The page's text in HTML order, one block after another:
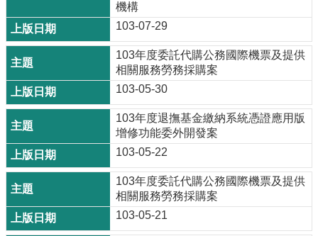
機構
103-07-29
103年度委託代購公務國際機票及提供
相關服務勞務採購案
103-05-30
103年度退撫基金繳納系統憑證應用版
增修功能委外開發案
103-05-22
103年度委託代購公務國際機票及提供
相關服務勞務採購案
103-05-21